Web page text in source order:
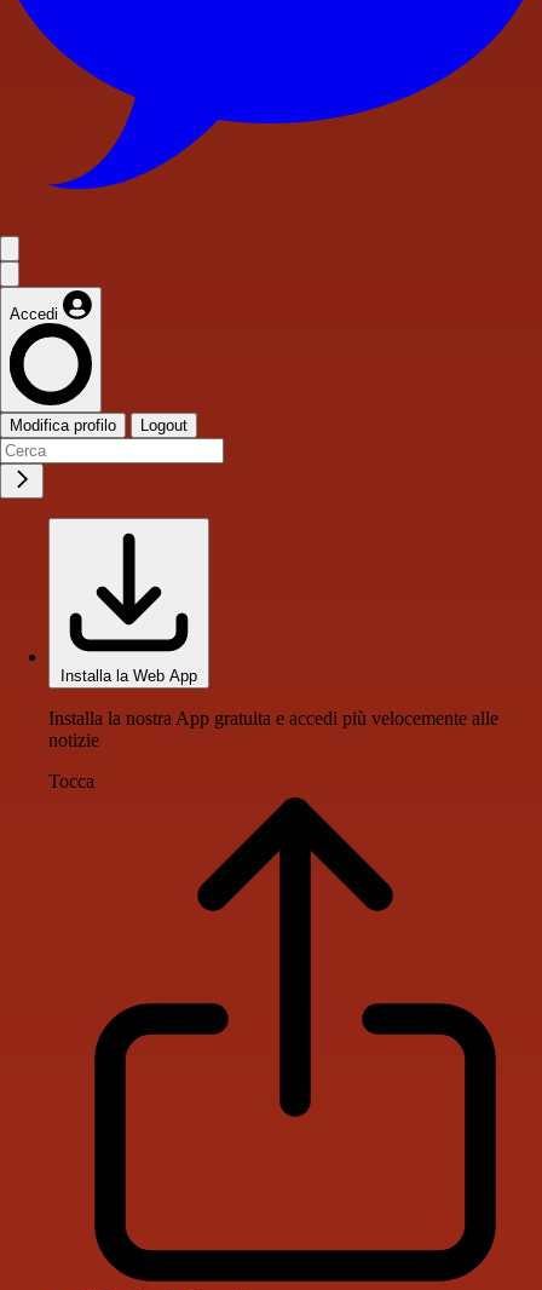
Accedi
Modifica profilo Logout
Installa la Web App
Installa la nostra App gratuita e accedi più velocemente alle
notizie
Tocca